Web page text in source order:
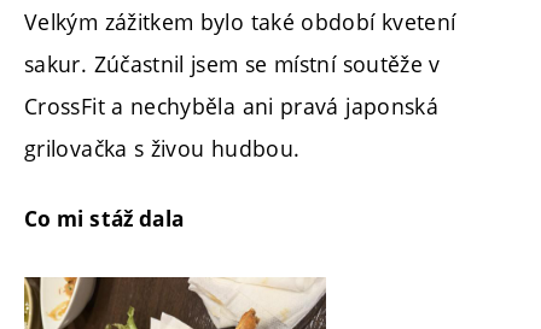
Velkým zážitkem bylo také období kvetení
sakur. Zúčastnil jsem se místní soutěže v
CrossFit a nechyběla ani pravá japonská
grilovačka s živou hudbou.
Co mi stáž dala